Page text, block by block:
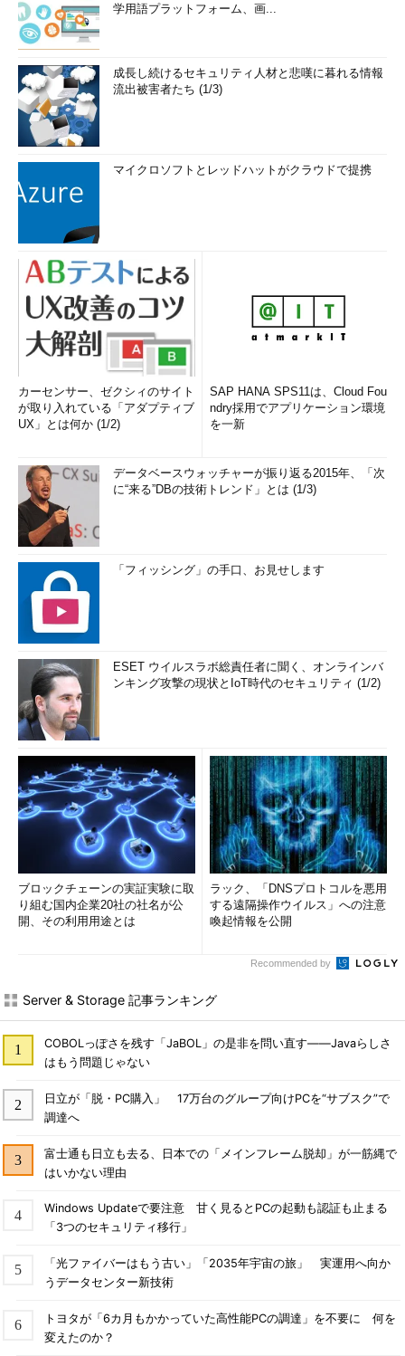
学用語プラットフォーム、画...
成長し続けるセキュリティ人材と悲嘆に暮れる情報
流出被害者たち (1/3)
マイクロソフトとレッドハットがクラウドで提携
カーセンサー、ゼクシィのサイト
が取り入れている「アダプティブ
UX」とは何か (1/2)
SAP HANA SPS11は、Cloud Fou
ndry採用でアプリケーション環境
を一新
データベースウォッチャーが振り返る2015年、「次
に“来る”DBの技術トレンド」とは (1/3)
「フィッシング」の手口、お見せします
ESET ウイルスラボ総責任者に聞く、オンラインバ
ンキング攻撃の現状とIoT時代のセキュリティ (1/2)
ブロックチェーンの実証実験に取
り組む国内企業20社の社名が公
開、その利用用途とは
ラック、「DNSプロトコルを悪用
する遠隔操作ウイルス」への注意
喚起情報を公開
Recommended by
Server & Storage 記事ランキング
COBOLっぽさを残す「JaBOL」の是非を問い直す――Javaらしさ
はもう問題じゃない
日立が「脱・PC購入」 17万台のグループ向けPCを“サブスク”で
調達へ
富士通も日立も去る、日本での「メインフレーム脱却」が一筋縄で
はいかない理由
Windows Updateで要注意 甘く見るとPCの起動も認証も止まる
「3つのセキュリティ移行」
「光ファイバーはもう古い」「2035年宇宙の旅」 実運用へ向か
うデータセンター新技術
トヨタが「6カ月もかかっていた高性能PCの調達」を不要に 何を
変えたのか？